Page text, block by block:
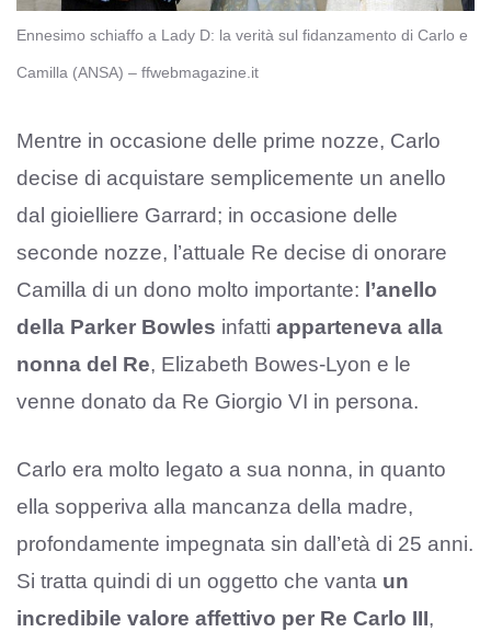
Ennesimo schiaffo a Lady D: la verità sul fidanzamento di Carlo e
Camilla (ANSA) – ffwebmagazine.it
Mentre in occasione delle prime nozze, Carlo
decise di acquistare semplicemente un anello
dal gioielliere Garrard; in occasione delle
seconde nozze, l’attuale Re decise di onorare
Camilla di un dono molto importante: l’anello
della Parker Bowles infatti apparteneva alla
nonna del Re, Elizabeth Bowes-Lyon e le
venne donato da Re Giorgio VI in persona.
Carlo era molto legato a sua nonna, in quanto
ella sopperiva alla mancanza della madre,
profondamente impegnata sin dall’età di 25 anni.
Si tratta quindi di un oggetto che vanta un
incredibile valore affettivo per Re Carlo III,